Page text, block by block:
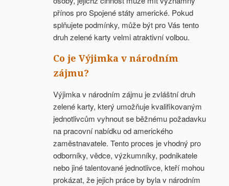
přínos pro Spojené státy americké. Pokud
splňujete podmínky, může být pro Vás tento
druh zelené karty velmi atraktivní volbou.
Co je Výjimka v národním
zájmu?
Výjimka v národním zájmu je zvláštní druh
zelené karty, který umožňuje kvalifikovaným
jednotlivcům vyhnout se běžnému požadavku
na pracovní nabídku od amerického
zaměstnavatele. Tento proces je vhodný pro
odborníky, vědce, výzkumníky, podnikatele
nebo jiné talentované jednotlivce, kteří mohou
prokázat, že jejich práce by byla v národním